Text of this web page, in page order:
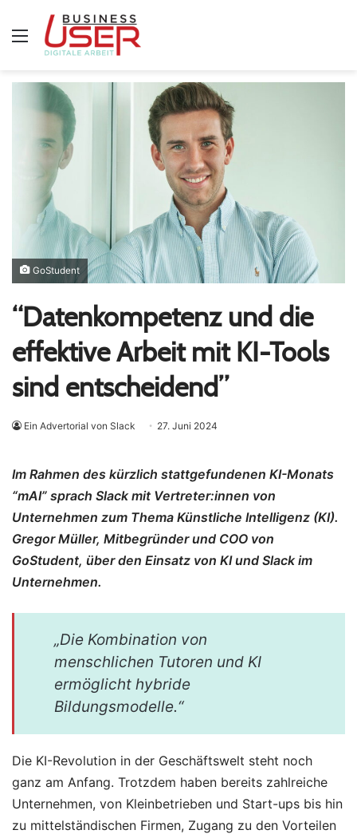
Menü
GoStudent
“Datenkompetenz und die
effektive Arbeit mit KI-Tools
sind entscheidend”
Ein Advertorial von Slack 27. Juni 2024
Im Rahmen des kürzlich stattgefundenen KI-Monats
“mAI” sprach Slack mit Vertreter:innen von
Unternehmen zum Thema Künstliche Intelligenz (KI).
Gregor Müller, Mitbegründer und COO von
GoStudent, über den Einsatz von KI und Slack im
Unternehmen.
„Die Kombination von
menschlichen Tutoren und KI
ermöglicht hybride
Bildungsmodelle.“
Die KI-Revolution in der Geschäftswelt steht noch
ganz am Anfang. Trotzdem haben bereits zahlreiche
Unternehmen, von Kleinbetrieben und Start-ups bis hin
zu mittelständischen Firmen, Zugang zu den Vorteilen